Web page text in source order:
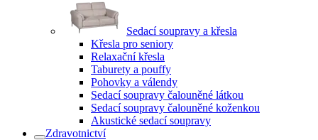
Sedací soupravy a křesla
Křesla pro seniory
Relaxační křesla
Taburety a pouffy
Pohovky a válendy
Sedací soupravy čalouněné látkou
Sedací soupravy čalouněné koženkou
Akustické sedací soupravy
Zdravotnictví